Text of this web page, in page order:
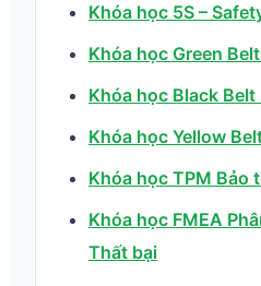
Khóa học 5S –
Khóa học Green
Khóa học Black Belt
Khóa học Yellow
Khóa học TPM Bảo
Khóa học FMEA
Thất bại